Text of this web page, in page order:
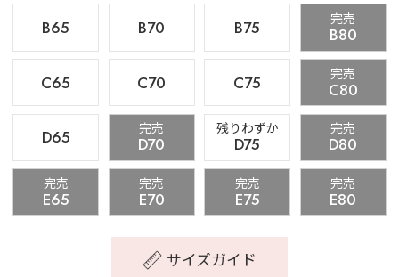
B65
B70 B75 完売
B80
C65 C70 C75 完売
C80
D65 完売
D70
残りわずか
D75
完売
D80
完売
E65
完売
E70
完売
E75
完売
E80
サイズガイド